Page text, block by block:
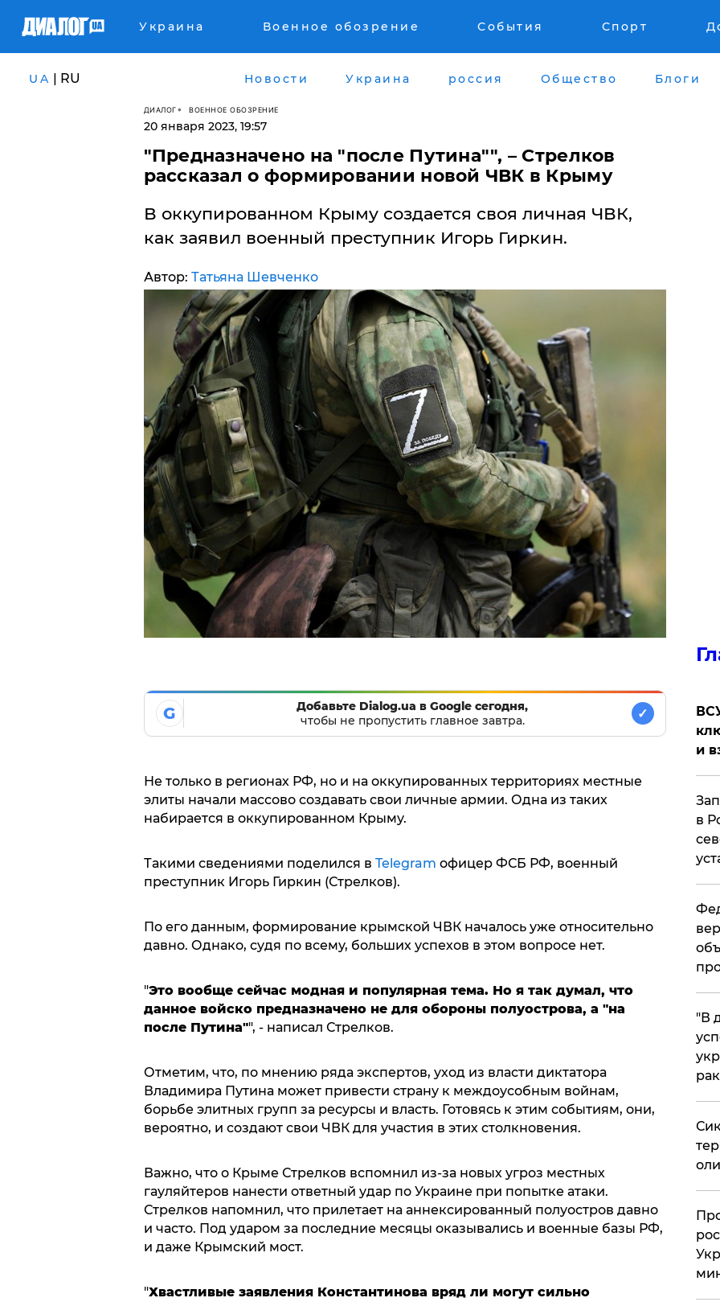
Украина Военное обозрение События Спорт
UA | RU Новости Украина россия Общество Блоги
ДИАЛОГ ВОЕННОЕ ОБОЗРЕНИЕ
20 января 2023, 19:57
​"Предназначено на "после Путина"", – Стрелков
рассказал о формировании новой ЧВК в Крыму
В оккупированном Крыму создается своя личная ЧВК,
как заявил военный преступник Игорь Гиркин.
Автор: Татьяна Шевченко
G
Добавьте Dialog.ua в Google сегодня,
чтобы не пропустить главное завтра.
✓
Не только в регионах РФ, но и на оккупированных территориях местные
элиты начали массово создавать свои личные армии. Одна из таких
набирается в оккупированном Крыму.
Такими сведениями поделился в Telegram офицер ФСБ РФ, военный
преступник Игорь Гиркин (Стрелков).
По его данным, формирование крымской ЧВК началось уже относительно
давно. Однако, судя по всему, больших успехов в этом вопросе нет.
"Это вообще сейчас модная и популярная тема. Но я так думал, что
данное войско предназначено не для обороны полуострова, а "на
после Путина"", - написал Стрелков.
Отметим, что, по мнению ряда экспертов, уход из власти диктатора
Владимира Путина может привести страну к междоусобным войнам,
борьбе элитных групп за ресурсы и власть. Готовясь к этим событиям, они,
вероятно, и создают свои ЧВК для участия в этих столкновения.
Важно, что о Крыме Стрелков вспомнил из-за новых угроз местных
гауляйтеров нанести ответный удар по Украине при попытке атаки.
Стрелков напомнил, что прилетает на аннексированный полуостров давно
и часто. Под ударом за последние месяцы оказывались и военные базы РФ,
и даже Крымский мост.
"Хвастливые заявления Константинова вряд ли могут сильно
и
в
​"В